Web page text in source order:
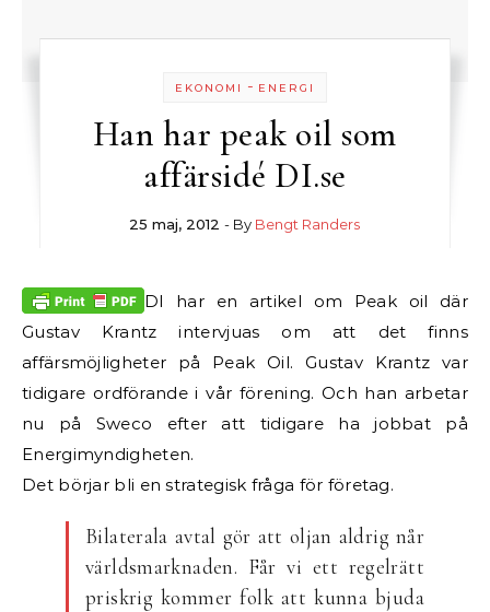
EKONOMI - ENERGI
Han har peak oil som
affärsidé DI.se
25 maj, 2012 - By Bengt Randers
DI har en artikel om Peak oil där
Gustav Krantz intervjuas om att det finns
affärsmöjligheter på Peak Oil. Gustav Krantz var
tidigare ordförande i vår förening. Och han arbetar
nu på Sweco efter att tidigare ha jobbat på
Energimyndigheten.
Det börjar bli en strategisk fråga för företag.
Bilaterala avtal gör att oljan aldrig når
världsmarknaden. Får vi ett regelrätt
priskrig kommer folk att kunna bjuda